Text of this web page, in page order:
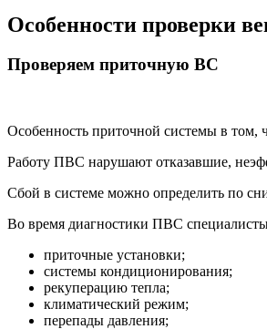
Особенности проверки
Проверяем приточную ВС
Особенность приточной системы в том,
Работу ПВС нарушают отказавшие,
Сбой в системе можно определить по
Во время диагностики ПВС
приточные установки;
системы кондиционирования;
рекуперацию тепла;
климатический режим;
перепады давления;